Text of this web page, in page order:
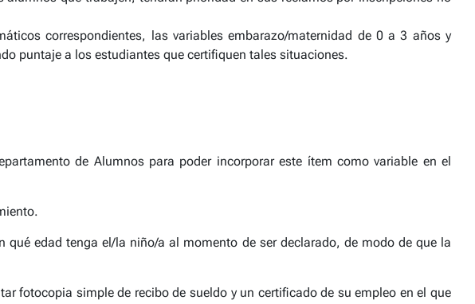
correspondientes, las variables embarazo/maternidad de 0 a 3 años y
puntaje a los estudiantes que certifiquen tales situaciones.
de Alumnos para poder incorporar este ítem como variable en el
edad tenga el/la niño/a al momento de ser declarado, de modo de que la
fotocopia simple de recibo de sueldo y un certificado de su empleo en el que